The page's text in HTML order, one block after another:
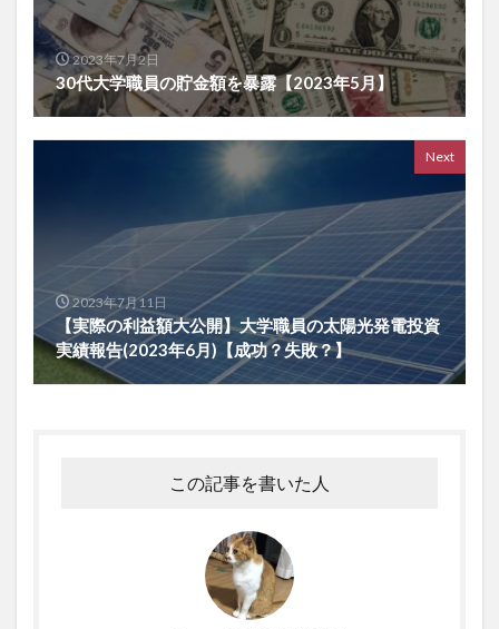
2023年7月2日
30代大学職員の貯金額を暴露【2023年5月】
Next
2023年7月11日
【実際の利益額大公開】大学職員の太陽光発電投資
実績報告(2023年6月)【成功？失敗？】
この記事を書いた人